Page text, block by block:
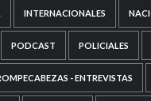
INTERNACIONALES
PODCAST POLICIALES
- ENTREVISTAS